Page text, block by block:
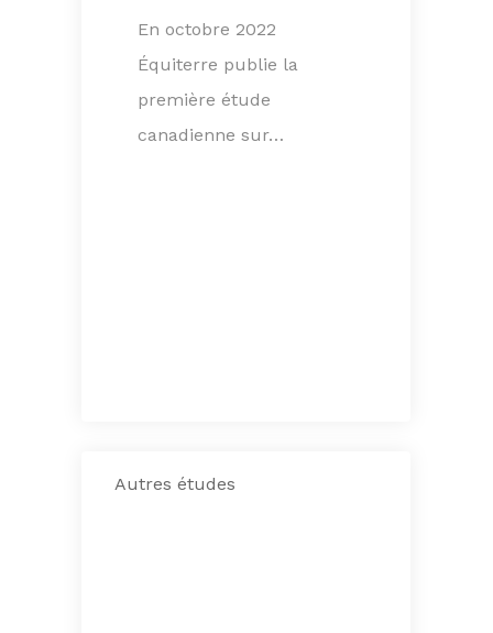
En octobre 2022
Équiterre publie la
première étude
canadienne sur…
Autres études